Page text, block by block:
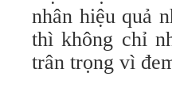
nhân hiệu quả
thì không chỉ
trân trọng vì